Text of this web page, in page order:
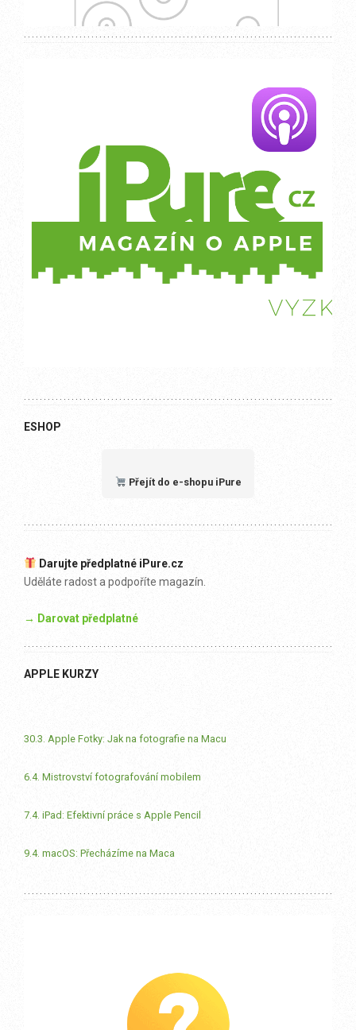
ESHOP
Přejít do e-shopu iPure
Darujte předplatné iPure.cz
Uděláte radost a podpoříte magazín.
→ Darovat předplatné
APPLE KURZY
30.3. Apple Fotky: Jak na fotografie na Macu
6.4. Mistrovství fotografování mobilem
7.4. iPad: Efektivní práce s Apple Pencil
9.4. macOS: Přecházíme na Maca